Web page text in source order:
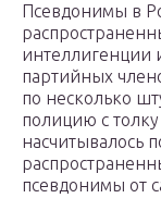
Псевдонимы в
интеллигенции
партийных
по несколько
полицию с
насчитывалось
псевдонимы от